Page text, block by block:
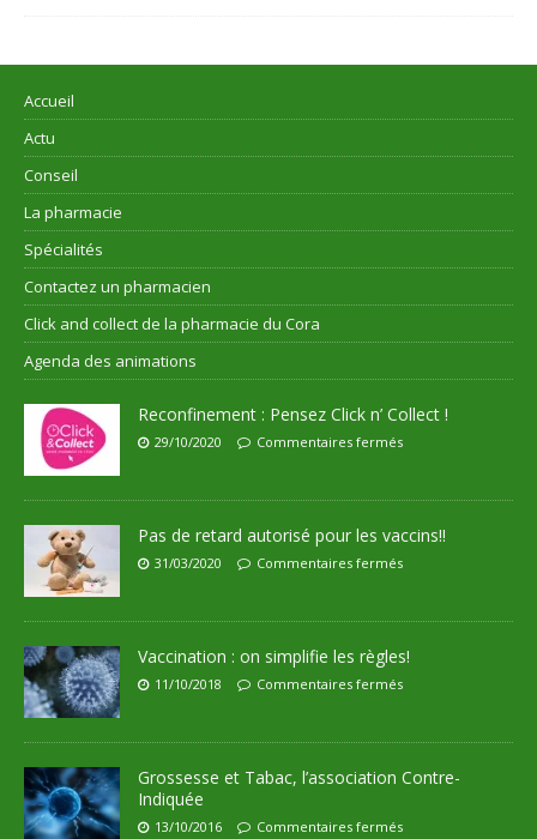
Accueil
Actu
Conseil
La pharmacie
Spécialités
Contactez un pharmacien
Click and collect de la pharmacie du Cora
Agenda des animations
Reconfinement : Pensez Click n’ Collect !
29/10/2020 Commentaires fermés
Pas de retard autorisé pour les vaccins!!
31/03/2020 Commentaires fermés
Vaccination : on simplifie les règles!
11/10/2018 Commentaires fermés
Grossesse et Tabac, l’association Contre-
Indiquée
13/10/2016 Commentaires fermés